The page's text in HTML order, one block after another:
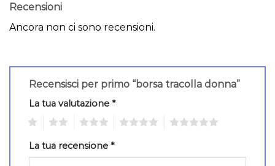
Recensioni
Ancora non ci sono recensioni.
Recensisci per primo “borsa tracolla donna”
La tua valutazione *
La tua recensione *